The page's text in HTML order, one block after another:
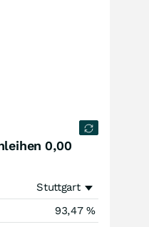
0,00
Stuttgart
93,47 %